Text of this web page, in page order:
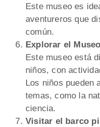
Este museo es
aventureros que
común.
Explorar el
Este museo está
niños, con
Los niños pueden
temas, como la
ciencia.
Visitar el barco